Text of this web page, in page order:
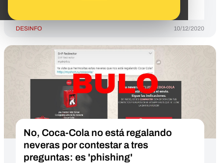
DESINFO 10/12/2020
No, Coca-Cola no está regalando
neveras por contestar a tres
preguntas: es 'phishing'